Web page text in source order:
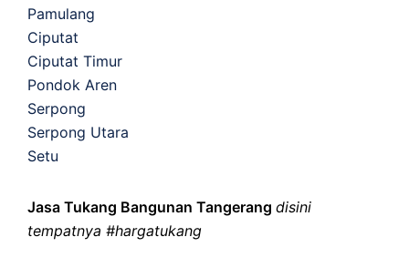
Pamulang
Ciputat
Ciputat Timur
Pondok Aren
Serpong
Serpong Utara
Setu
Jasa Tukang Bangunan Tangerang disini
tempatnya #hargatukang